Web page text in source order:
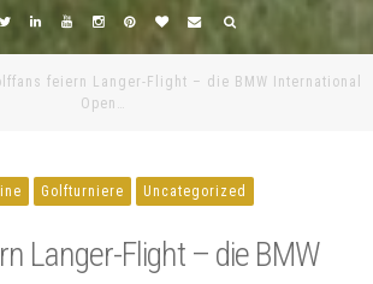
feiern Langer-Flight – die BMW International
Open…
Golfturniere Uncategorized
Langer-Flight – die BMW